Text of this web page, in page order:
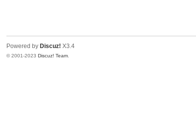
Powered by Discuz! X3.4
© 2001-2023Discuz! Team